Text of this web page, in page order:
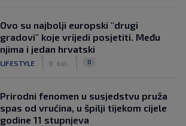
Ovo su najbolji europski "drugi
gradovi" koje vrijedi posjetiti. Među
njima i jedan hrvatski
LIFESTYLE 6. kol. 0
Prirodni fenomen u susjedstvu pruža
spas od vrućina, u špilji tijekom cijele
godine 11 stupnjeva